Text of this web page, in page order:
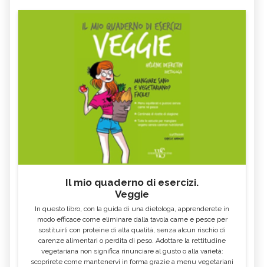
Il mio quaderno di esercizi.
Veggie
In questo libro, con la guida di una dietologa, apprenderete in
modo efficace come eliminare dalla tavola carne e pesce per
sostituirli con proteine di alta qualità, senza alcun rischio di
carenze alimentari o perdita di peso. Adottare la rettitudine
vegetariana non significa rinunciare al gusto o alla varietà:
scoprirete come mantenervi in forma grazie a menu vegetariani